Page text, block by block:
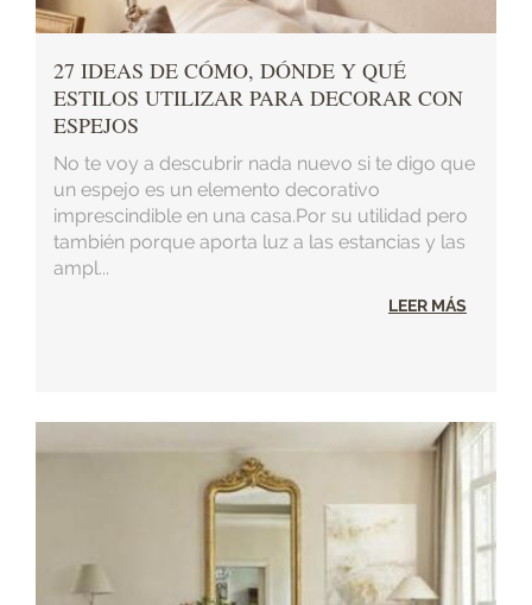
27 IDEAS DE CÓMO, DÓNDE Y QUÉ
ESTILOS UTILIZAR PARA DECORAR CON
ESPEJOS
No te voy a descubrir nada nuevo si te digo que
un espejo es un elemento decorativo
imprescindible en una casa.Por su utilidad pero
también porque aporta luz a las estancias y las
ampl...
LEER MÁS